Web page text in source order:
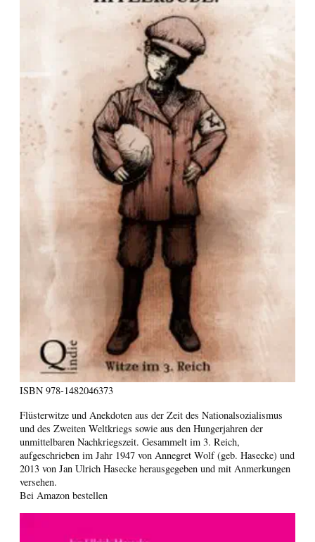
ISBN 978-1482046373
Flüsterwitze und Anekdoten aus der Zeit des Nationalsozialismus
und des Zweiten Weltkriegs sowie aus den Hungerjahren der
unmittelbaren Nachkriegszeit. Gesammelt im 3. Reich,
aufgeschrieben im Jahr 1947 von Annegret Wolf (geb. Hasecke) und
2013 von Jan Ulrich Hasecke herausgegeben und mit Anmerkungen
versehen.
Bei Amazon bestellen